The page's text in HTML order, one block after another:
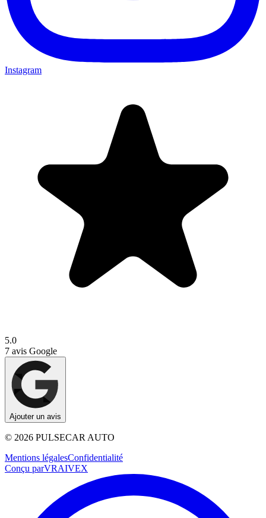
Instagram
5.0
7 avis Google
Ajouter un avis
© 2026 PULSECAR AUTO
Mentions légalesConfidentialité
Conçu parVRAIVEX